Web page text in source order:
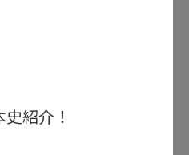
紹介！